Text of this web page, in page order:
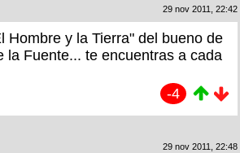
29 nov 2011, 22:42
Hombre y la Tierra" del bueno de
la Fuente... te encuentras a cada
-4
29 nov 2011, 22:48